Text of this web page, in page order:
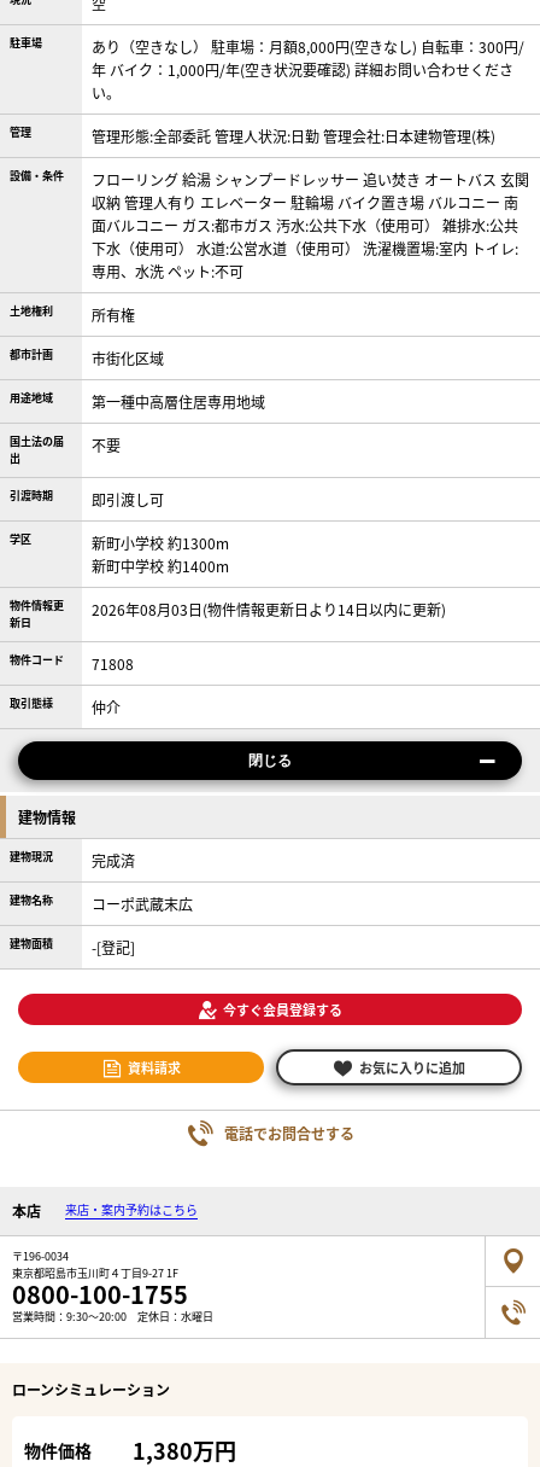
駐車場
あり（空きなし） 駐車場：月額8,000円(空きなし) 自転車：300円/
年 バイク：1,000円/年(空き状況要確認) 詳細お問い合わせくださ
い。
管理 管理形態:全部委託 管理人状況:日勤 管理会社:日本建物管理(株)
設備・条件 フローリング給湯 シャンプードレッサー 追い焚き オートバス 玄関
収納管理人有り エレベーター 駐輪場 バイク置き場 バルコニー 南
面バルコニー ガス:都市ガス 汚水:公共下水（使用可）
雑排水:公共
下水（使用可）
水道:公営水道（使用可） 洗濯機置場:室内 トイレ:
専用、水洗ペット:不可
土地権利 所有権
都市計画 市街化区域
用途地域 第一種中高層住居専用地域
国土法の届
出
不要
引渡時期 即引渡し可
学区
新町小学校 約1300m
新町中学校 約1400m
物件情報更
新日
2026年08月03日(物件情報更新日より14日以内に更新)
物件コード 71808
取引態様 仲介
閉じる
建物情報
建物現況 完成済
建物名称 コーポ武蔵末広
建物面積 -[登記]
今すぐ会員登録する
資料請求 お気に入りに追加
電話でお問合せする
本店 来店・案内予約はこちら
〒196-0034
東京都昭島市玉川町４丁目9-27 1F
0800-100-1755
営業時間：9:30～20:00 定休日：水曜日
ローンシミュレーション
物件価格 1,380万円